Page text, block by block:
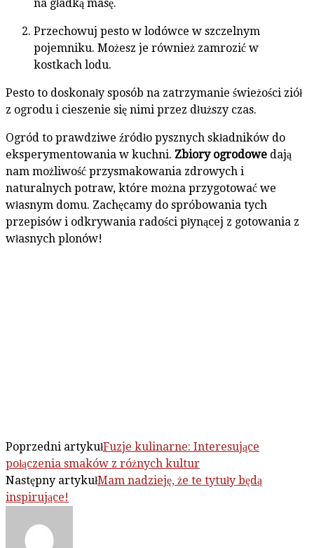
na gładką masę.
Przechowuj pesto w lodówce w szczelnym
pojemniku. Możesz je również zamrozić w
kostkach lodu.
Pesto to doskonały sposób na zatrzymanie świeżości ziół
z ogrodu i cieszenie się nimi przez dłuższy czas.
Ogród to prawdziwe źródło pysznych składników do
eksperymentowania w kuchni. Zbiory ogrodowe dają
nam możliwość przysmakowania zdrowych i
naturalnych potraw, które można przygotować we
własnym domu. Zachęcamy do spróbowania tych
przepisów i odkrywania radości płynącej z gotowania z
własnych plonów!
Poprzedni artykułFuzje kulinarne: Interesujące
połączenia smaków z różnych kultur
Następny artykułMam nadzieję, że te tytuły będą
inspirujące!